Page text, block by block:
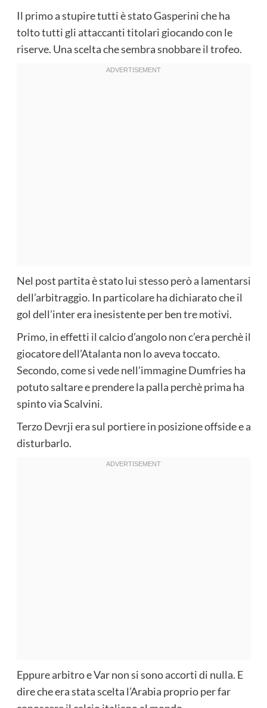
Il primo a stupire tutti è stato Gasperini che ha
tolto tutti gli attaccanti titolari giocando con le
riserve. Una scelta che sembra snobbare il trofeo.
Nel post partita è stato lui stesso però a lamentarsi
dell’arbitraggio. In particolare ha dichiarato che il
gol dell’inter era inesistente per ben tre motivi.
Primo, in effetti il calcio d’angolo non c’era perchè il
giocatore dell’Atalanta non lo aveva toccato.
Secondo, come si vede nell’immagine Dumfries ha
potuto saltare e prendere la palla perchè prima ha
spinto via Scalvini.
Terzo Devrji era sul portiere in posizione offside e a
disturbarlo.
Eppure arbitro e Var non si sono accorti di nulla. E
dire che era stata scelta l’Arabia proprio per far